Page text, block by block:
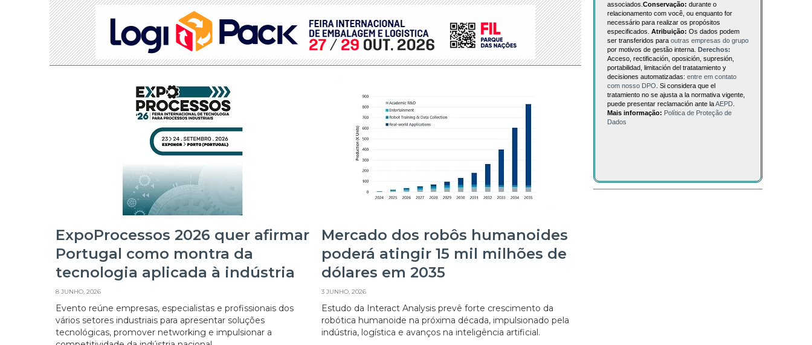
ExpoProcessos 2026 quer afirmar
Portugal como montra da
tecnologia aplicada à indústria
8 JUNHO, 2026
Evento reúne empresas, especialistas e profissionais dos
vários setores industriais para apresentar soluções
tecnológicas, promover networking e impulsionar a
Mercado dos robôs humanoides
poderá atingir 15 mil milhões de
dólares em 2035
3 JUNHO, 2026
Estudo da Interact Analysis prevê forte crescimento da
robótica humanoide na próxima década, impulsionado pela
indústria, logística e avanços na inteligência artificial.
associados. Conservação: durante o
relacionamento com você, ou enquanto for
necessário para realizar os propósitos
especificados. Atribuição: Os dados podem
ser transferidos para outras empresas do grupo
por motivos de gestão interna. Derechos:
Acceso, rectificación, oposición, supresión,
portabilidad, limitación del tratatamiento y
decisiones automatizadas: entre em contato
com nosso DPO . Si considera que el
tratamiento no se ajusta a la normativa vigente,
puede presentar reclamación ante laAEPD
Mais informação: Política de Proteção de
Dados